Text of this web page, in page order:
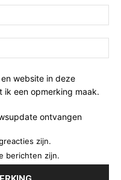
website in deze
ik een opmerking maak.
ontvangen
zijn.
berichten zijn.